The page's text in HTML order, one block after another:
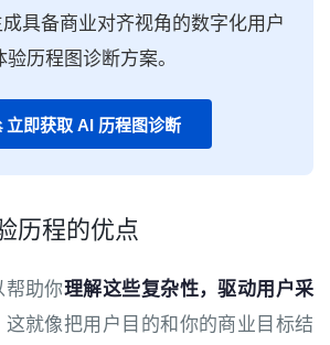
具备商业对齐视角的数字化用户
验历程图诊断方案。
立即获取 AI 历程图诊断
历程的优点
帮助你理解这些复杂性，驱动用户采
这就像把用户目的和你的商业目标结